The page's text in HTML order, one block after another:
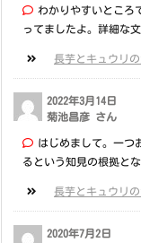
わかりやすいところ
ってましたよ。詳細な
長芋とキュウリ
2022年3月14日
菊池昌彦 さん
はじめまして。一つ
るという知見の根拠と
長芋とキュウリ
2020年7月2日